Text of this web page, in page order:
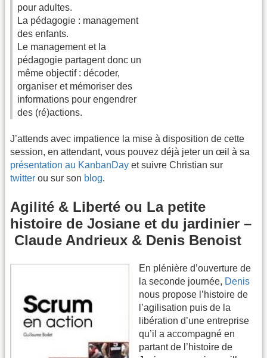
pour adultes.
La pédagogie : management
des enfants.
Le management et la
pédagogie partagent donc un
même objectif : décoder,
organiser et mémoriser des
informations pour engendrer
des (ré)actions.
J’attends avec impatience la mise à disposition de cette
session, en attendant, vous pouvez déjà jeter un œil à sa
présentation au KanbanDay et suivre Christian sur
twitter ou sur son blog.
Agilité & Liberté ou La petite
histoire de Josiane et du jardinier –
Claude Andrieux & Denis Benoist
En plénière d’ouverture de
la seconde journée, Denis
nous propose l’histoire de
l’agilisation puis de la
libération d’une entreprise
qu’il a accompagné en
partant de l’histoire de